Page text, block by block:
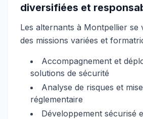
diversifiées et
Les alternants à Montpellier se
des missions variées et
Accompagnement et
solutions de sécurité
Analyse de risques et
réglementaire
Développement sécurisé